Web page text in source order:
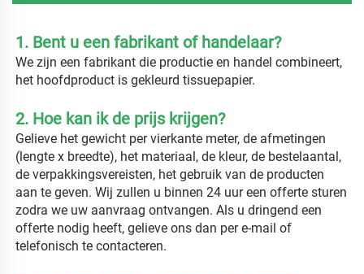
1. Bent u een fabrikant of handelaar?
We zijn een fabrikant die productie en handel combineert,
het hoofdproduct is gekleurd tissuepapier.
2. Hoe kan ik de prijs krijgen?
Gelieve het gewicht per vierkante meter, de afmetingen
(lengte x breedte), het materiaal, de kleur, de bestelaantal,
de verpakkingsvereisten, het gebruik van de producten
aan te geven. Wij zullen u binnen 24 uur een offerte sturen
zodra we uw aanvraag ontvangen. Als u dringend een
offerte nodig heeft, gelieve ons dan per e-mail of
telefonisch te contacteren.